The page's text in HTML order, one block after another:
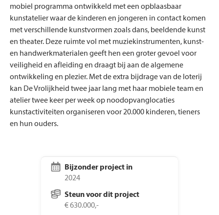
mobiel programma ontwikkeld met een opblaasbaar
kunstatelier waar de kinderen en jongeren in contact komen
met verschillende kunstvormen zoals dans, beeldende kunst
en theater. Deze ruimte vol met muziekinstrumenten, kunst-
en handwerkmaterialen geeft hen een groter gevoel voor
veiligheid en afleiding en draagt bij aan de algemene
ontwikkeling en plezier. Met de extra bijdrage van de loterij
kan De Vrolijkheid twee jaar lang met haar mobiele team en
atelier twee keer per week op noodopvanglocaties
kunstactiviteiten organiseren voor 20.000 kinderen, tieners
en hun ouders.
Bijzonder project in
2024
Steun voor dit project
€ 630.000,-